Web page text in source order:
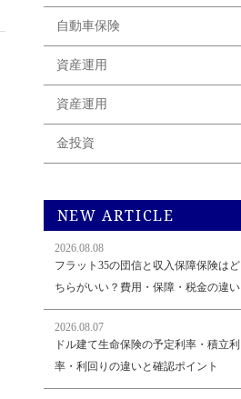
自動車保険
資産運用
資産運用
金投資
NEW ARTICLE
2026.08.08
フラット35の団信と収入保障保険はど
ちらがいい？費用・保障・税金の違い
2026.08.07
ドル建て生命保険の予定利率・積立利
率・利回りの違いと確認ポイント